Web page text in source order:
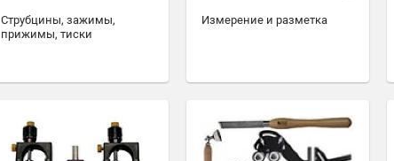
Струбцины, зажимы,
прижимы, тиски
Измерение и разметка